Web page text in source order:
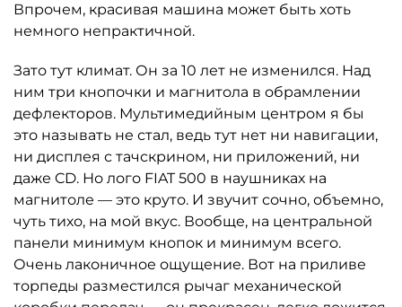
Впрочем, красивая машина может быть хоть
немного непрактичной.
Зато тут климат. Он за 10 лет не изменился. Над
ним три кнопочки и магнитола в обрамлении
дефлекторов. Мультимедийным центром я бы
это называть не стал, ведь тут нет ни навигации,
ни дисплея с тачскрином, ни приложений, ни
даже CD. Но лого FIAT 500 в наушниках на
магнитоле — это круто. И звучит сочно, объемно,
чуть тихо, на мой вкус. Вообще, на центральной
панели минимум кнопок и минимум всего.
Очень лаконичное ощущение. Вот на приливе
торпеды разместился рычаг механической